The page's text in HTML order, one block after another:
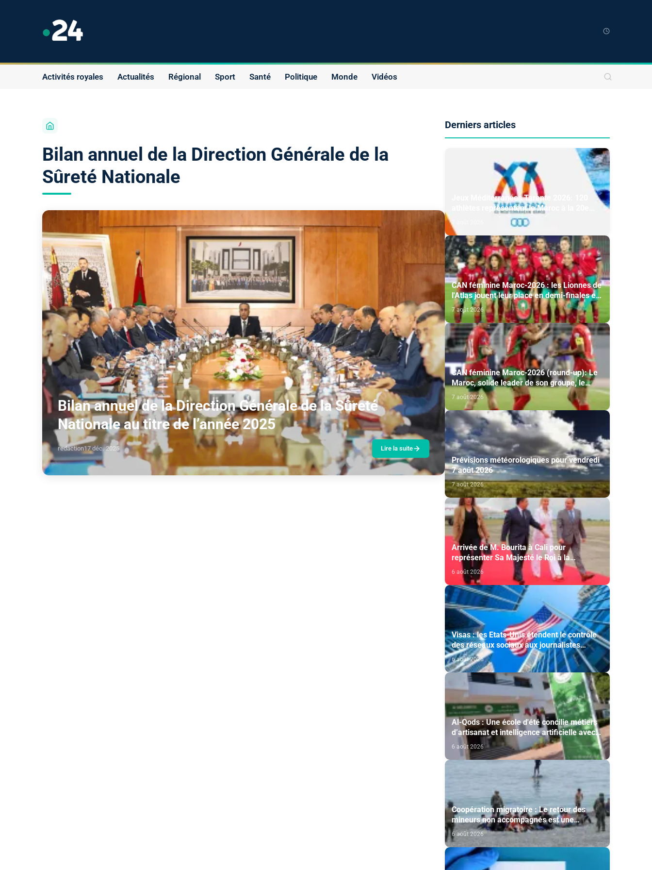
Activités royales Actualités Régional Sport Santé Politique Monde Vidéos
Bilan annuel de la Direction Générale de la
Sûreté Nationale
Bilan annuel de la Direction Générale de la Sûreté
Nationale au titre de l’année 2025
redaction17 déc. 2025 Lire la suite
Derniers articles
Jeux Méditerranées Tarente 2026: 120
athlètes représentent le Maroc à la 20e
7 août 2026
CAN féminine Maroc-2026 : les Lionnes de
l'Atlas jouent leur place en demi-finales et
leur qualification au Mondial-2027
7 août 2026
CAN féminine Maroc-2026 (round-up): Le
Maroc, solide leader de son groupe, le
conte de fées du Malawi se poursuit
7 août 2026
Prévisions météorologiques pour vendredi
7 août 2026
7 août 2026
Arrivée de M. Bourita à Cali pour
représenter Sa Majesté le Roi à la
cérémonie d'investiture du nouveau
président colombien
6 août 2026
Visas : les Etats-Unis étendent le contrôle
des réseaux sociaux aux journalistes
étrangers
6 août 2026
Al-Qods : Une école d'été concilie métiers
d’artisanat et intelligence artificielle avec
le soutien de l'Agence Bayt Mal Al-Qods
Acharif
6 août 2026
Coopération migratoire : Le retour des
mineurs non accompagnés est une
question de principe basée sur les Hautes
Instructions Royales (source diplomatique)
6 août 2026